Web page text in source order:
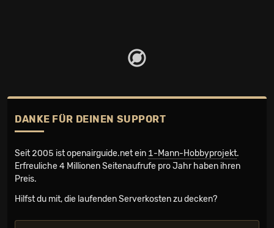
DANKE FÜR DEINEN SUPPORT
Seit 2005 ist openairguide.net ein 1-Mann-Hobbyprojekt.
Erfreuliche 4 Millionen Seiten­aufrufe pro Jahr haben ihren
Preis.
Hilfst du mit, die laufenden Serverkosten zu decken?